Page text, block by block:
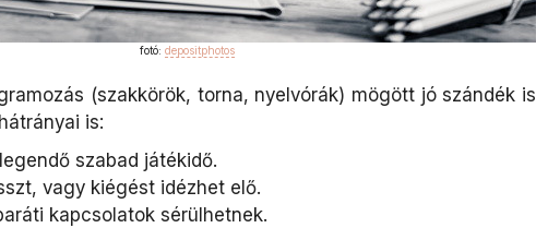
fotó: depositphotos
(szakkörök, torna, nyelvórák) mögött jó szándék is
is:
szabad játékidő.
vagy kiégést idézhet elő.
kapcsolatok sérülhetnek.